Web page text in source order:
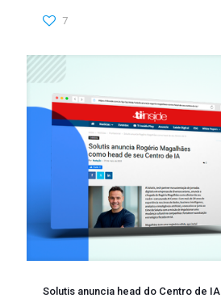
7
Solutis anuncia head do Centro de IA